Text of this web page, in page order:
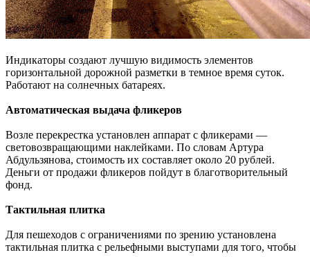
Индикаторы создают лучшую видимость элементов
горизонтальной дорожной разметки в темное время суток.
Работают на солнечных батареях.
Автоматическая выдача фликеров
Возле перекрестка установлен аппарат с фликерами —
световозвращающими наклейками. По словам Артура
Абдульзянова, стоимость их составляет около 20 рублей.
Деньги от продажи фликеров пойдут в благотворительный
фонд.
Тактильная плитка
Для пешеходов с ограничениями по зрению установлена
тактильная плитка с рельефными выступами для того, чтобы